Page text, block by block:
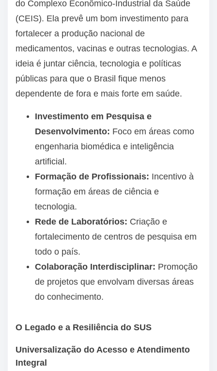
do Complexo Econômico-Industrial da Saúde
(CEIS). Ela prevê um bom investimento para
fortalecer a produção nacional de
medicamentos, vacinas e outras tecnologias. A
ideia é juntar ciência, tecnologia e políticas
públicas para que o Brasil fique menos
dependente de fora e mais forte em saúde.
Investimento em Pesquisa e
Desenvolvimento: Foco em áreas como
engenharia biomédica e inteligência
artificial.
Formação de Profissionais: Incentivo à
formação em áreas de ciência e
tecnologia.
Rede de Laboratórios: Criação e
fortalecimento de centros de pesquisa em
todo o país.
Colaboração Interdisciplinar: Promoção
de projetos que envolvam diversas áreas
do conhecimento.
O Legado e a Resiliência do SUS
Universalização do Acesso e Atendimento
Integral